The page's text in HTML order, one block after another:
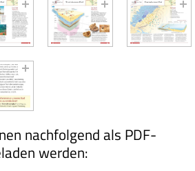
nachfolgend als PDF-
werden: